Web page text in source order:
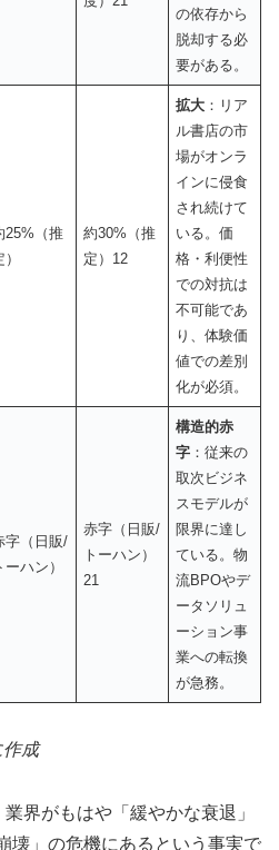
の依存から
脱却する必
要がある。
25%（推
約30%（推
定）12
拡大 ：リア
ル書店の市
場がオンラ
インに侵食
され続けて
いる。価
格・利便性
での対抗は
不可能であ
り、体験価
値での差別
化が必須。
字（日販/
ーハン）
赤字（日販/
トーハン）
21
構造的赤
字 ：従来の
取次ビジネ
スモデルが
限界に達し
ている。物
流BPOやデ
ータソリュ
ーション事
業への転換
が急務。
作成
界がもはや「緩やかな衰退」
壊」の危機にあるという事実で